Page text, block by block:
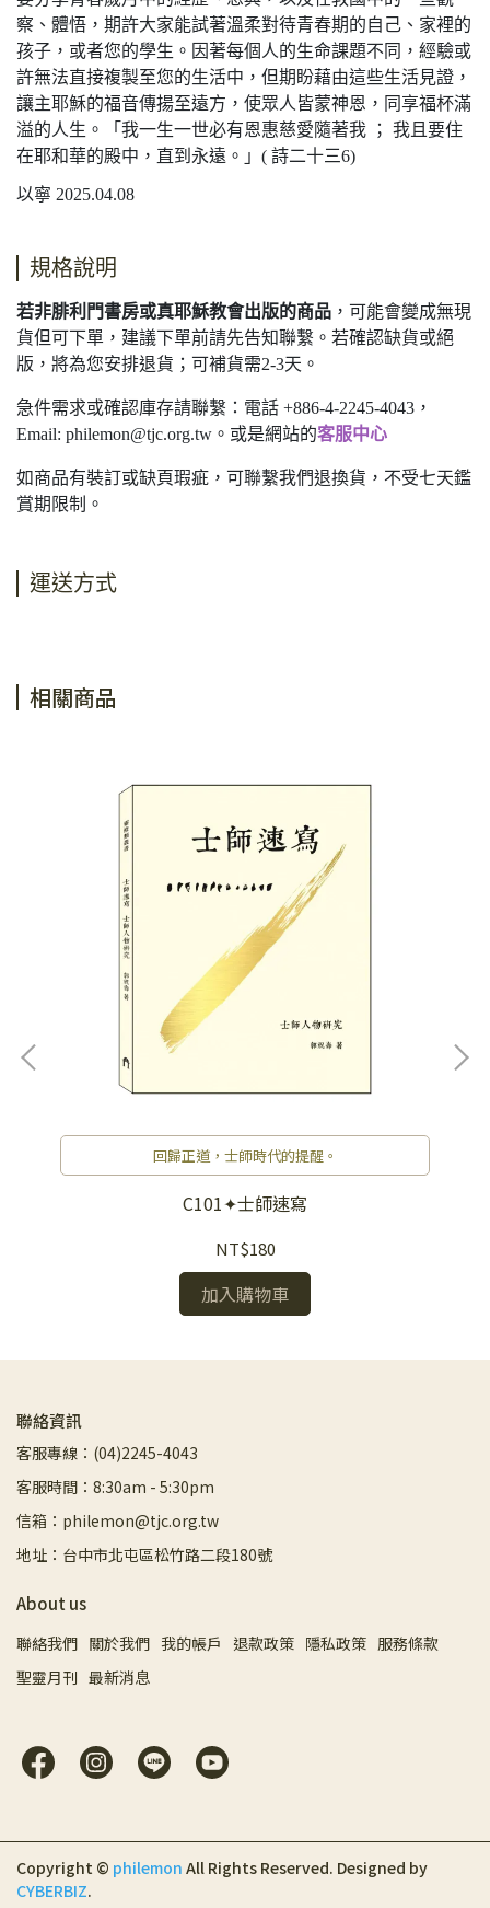
察、體悟，期許大家能試著溫柔對待青春期的自己、家裡的
孩子，或者您的學生。因著每個人的生命課題不同，經驗或
許無法直接複製至您的生活中，但期盼藉由這些生活見證，
讓主耶穌的福音傳揚至遠方，使眾人皆蒙神恩，同享福杯滿
溢的人生。「我一生一世必有恩惠慈愛隨著我 ； 我且要住
在耶和華的殿中，直到永遠。」( 詩二十三6)
以寧 2025.04.08
規格說明
若非腓利門書房或真耶穌教會出版的商品 ，可能會變成無現
貨但可下單，建議下單前請先告知聯繫。若確認缺貨或絕
版，將為您安排退貨；可補貨需2-3天。
急件需求或確認庫存請聯繫：電話 +886-4-2245-4043，
Email: philemon@tjc.org.tw 。或是網站的客服中心
如商品有裝訂或缺頁瑕疵，可聯繫我們退換貨，不受七天鑑
賞期限制。
運送方式
相關商品
回歸正道，士師時代的提醒。
C101✦士師速寫
NT$180
加入購物車
聯絡資訊
客服專線：(04)2245-4043
客服時間：8:30am - 5:30pm
信箱：philemon@tjc.org.tw
地址：台中市北屯區松竹路二段180號
About us
聯絡我們 關於我們 我的帳戶 退款政策 隱私政策 服務條款
聖靈月刊 最新消息
Copyright © philemon All Rights Reserved. Designed by
CYBERBIZ.